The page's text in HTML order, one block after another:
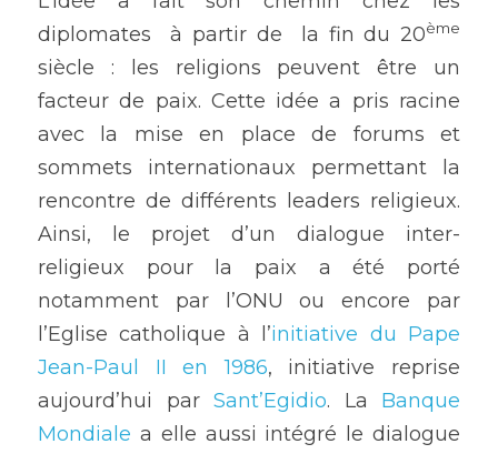
• Crise politique
• Nos partenaires
diplomates  à partir de  la fin du 20ème
siècle : les religions peuvent être un
facteur de paix. Cette idée a pris racine
avec la mise en place de forums et
sommets internationaux permettant la
rencontre de différents leaders religieux.
Ainsi, le projet d’un dialogue inter-
religieux pour la paix a été porté
notamment par l’ONU ou encore par
l’Eglise catholique à l’initiative du Pape
Jean-Paul II en 1986, initiative reprise
aujourd’hui par Sant’Egidio. La Banque
Mondiale a elle aussi intégré le dialogue